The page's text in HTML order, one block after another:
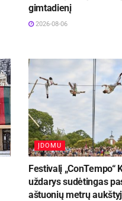
gimtadienį
2026-08-06
ĮDOMU
Festivalį „ConTempo“
uždarys sudėtingas
aštuonių metrų